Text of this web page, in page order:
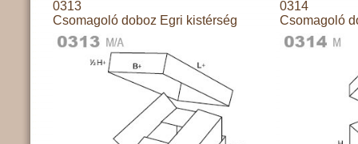
0313
Csomagoló doboz Egri kistérség
0314
Csomagoló